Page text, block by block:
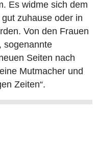
Es widme sich dem
zuhause oder in
Von den Frauen
sogenannte
Seiten nach
Mutmacher und
Zeiten“.